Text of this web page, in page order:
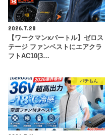
2026.7.28
【ワークマンxバートル】ゼロス
テージ ファンベストにエアクラ
フトAC10(3…
パチもん